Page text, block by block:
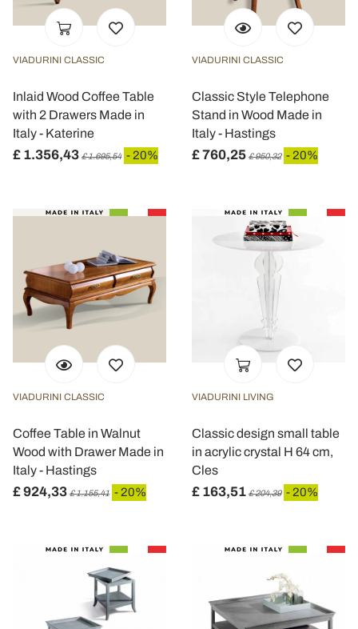
VIADURINI CLASSIC
Inlaid Wood Coffee Table
with 2 Drawers Made in
Italy - Katerine
£ 1.356,43 £ 1.695,54 - 20%
VIADURINI CLASSIC
Classic Style Telephone
Stand in Wood Made in
Italy - Hastings
£ 760,25 £ 950,32 - 20%
VIADURINI CLASSIC
Coffee Table in Walnut
Wood with Drawer Made in
Italy - Hastings
£ 924,33 £ 1.155,41 - 20%
VIADURINI LIVING
Classic design small table
in acrylic crystal H 64 cm,
Cles
£ 163,51 £ 204,39 - 20%